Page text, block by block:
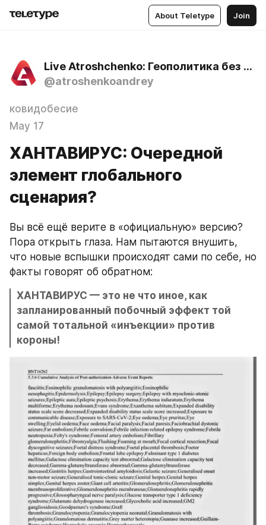
About Teletype Join
Live Atroshchenko: Геополитика без цензуры
@atroshenkoandrey
ковидобесие
May 17
ХАНТАВИРУС: Очередной
элемент глобального
сценария?
Вы всё ещё верите в «официальную» версию?
Пора открыть глаза. Нам пытаются внушить,
что новые вспышки происходят сами по себе, но
факты говорят об обратном:
ХАНТАВИРУС — это не что иное, как
запланированный побочный эффект той
самой тотальной «инъекции» против
короны!